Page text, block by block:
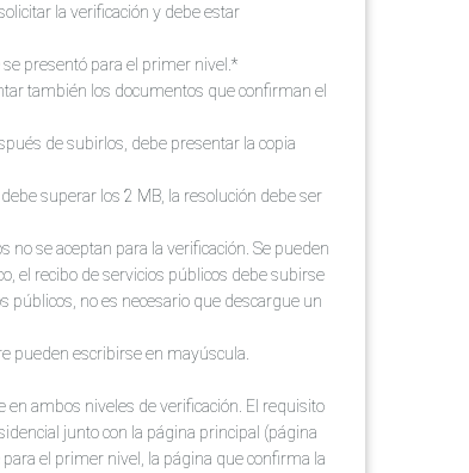
la verificación y debe estar
presentó para el primer nivel.*
también los documentos que confirman el
de subirlos, debe presentar la copia
superar los 2 MB, la resolución debe ser
no se aceptan para la verificación. Se pueden
el recibo de servicios públicos debe subirse
públicos, no es necesario que descargue un
pueden escribirse en mayúscula.
ambos niveles de verificación. El requisito
junto con la página principal (página
el primer nivel, la página que confirma la